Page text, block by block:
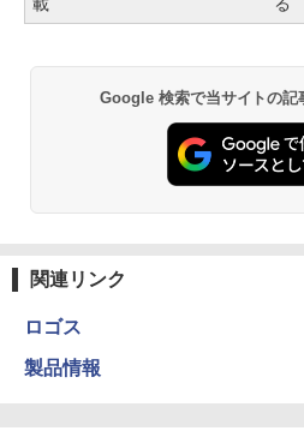
Google 検索で当サイトの記
関連リンク
ロゴス
製品情報